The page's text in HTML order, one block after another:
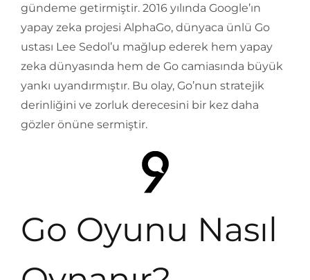
gündeme getirmiştir. 2016 yılında Google’ın
yapay zeka projesi AlphaGo, dünyaca ünlü Go
ustası Lee Sedol’u mağlup ederek hem yapay
zeka dünyasında hem de Go camiasında büyük
yankı uyandırmıştır. Bu olay, Go’nun stratejik
derinliğini ve zorluk derecesini bir kez daha
gözler önüne sermiştir.
Go Oyunu Nasıl